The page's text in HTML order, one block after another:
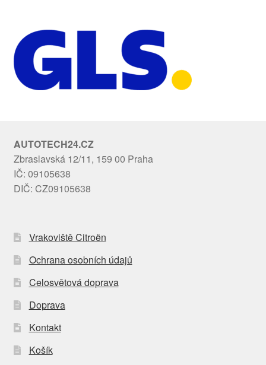
AUTOTECH24.CZ
Zbraslavská 12/11, 159 00 Praha
IČ: 09105638
DIČ: CZ09105638
Vrakoviště Citroën
Ochrana osobních údajů
Celosvětová doprava
Doprava
Kontakt
Košík